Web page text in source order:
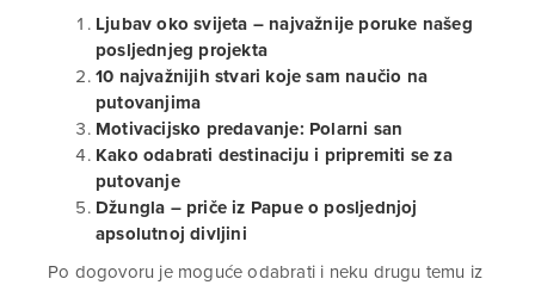
Ljubav oko svijeta – najvažnije poruke našeg
posljednjeg projekta
10 najvažnijih stvari koje sam naučio na
putovanjima
Motivacijsko predavanje: Polarni san
Kako odabrati destinaciju i pripremiti se za
putovanje
Džungla – priče iz Papue o posljednjoj
apsolutnoj divljini
Po dogovoru je moguće odabrati i neku drugu temu iz